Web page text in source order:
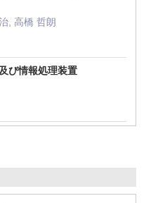
, 高橋 哲朗
び情報処理装置